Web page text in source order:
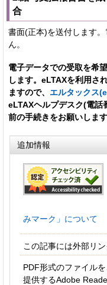
合
書面(正本)を送付します
ん。
電子データでの受取を希
します。eLTAXを利用さ
ますので、 エルタックス
eLTAXヘルプデスク(電
前の手続きをお願いします
追加情報
みマーク」について
この記事には外部リ
PDF形式のファイル
提供するAdobe